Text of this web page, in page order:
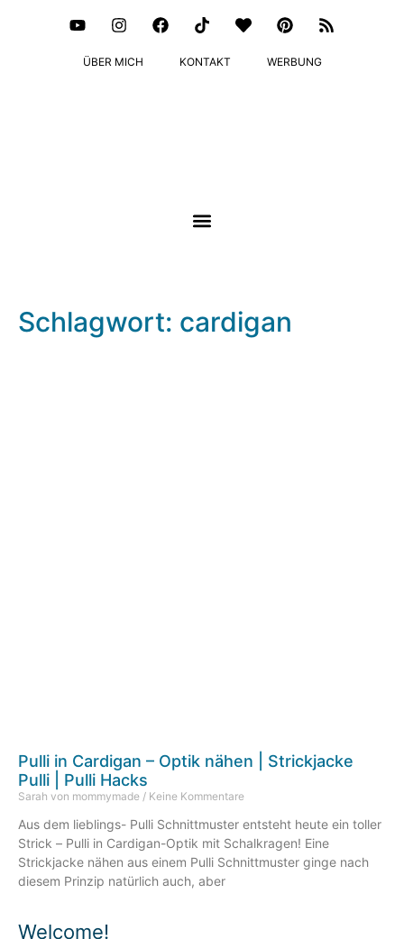
ÜBER MICH KONTAKT WERBUNG
Welcome!
Schlagwort: cardigan
Pulli in Cardigan – Optik nähen | Strickjacke
Pulli | Pulli Hacks
Sarah von mommymade Keine Kommentare
Aus dem lieblings- Pulli Schnittmuster entsteht heute ein toller
Strick – Pulli in Cardigan-Optik mit Schalkragen! Eine
Strickjacke nähen aus einem Pulli Schnittmuster ginge nach
diesem Prinzip natürlich auch, aber